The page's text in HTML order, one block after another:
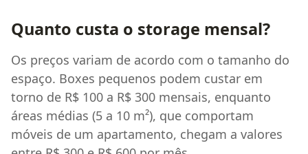
Quanto custa o storage mensal?
Os preços variam de acordo com o tamanho do
espaço. Boxes pequenos podem custar em
torno de R$ 100 a R$ 300 mensais, enquanto
áreas médias (5 a 10 m²), que comportam
móveis de um apartamento, chegam a valores